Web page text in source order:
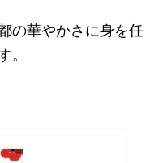
の華やかさに身を任
。